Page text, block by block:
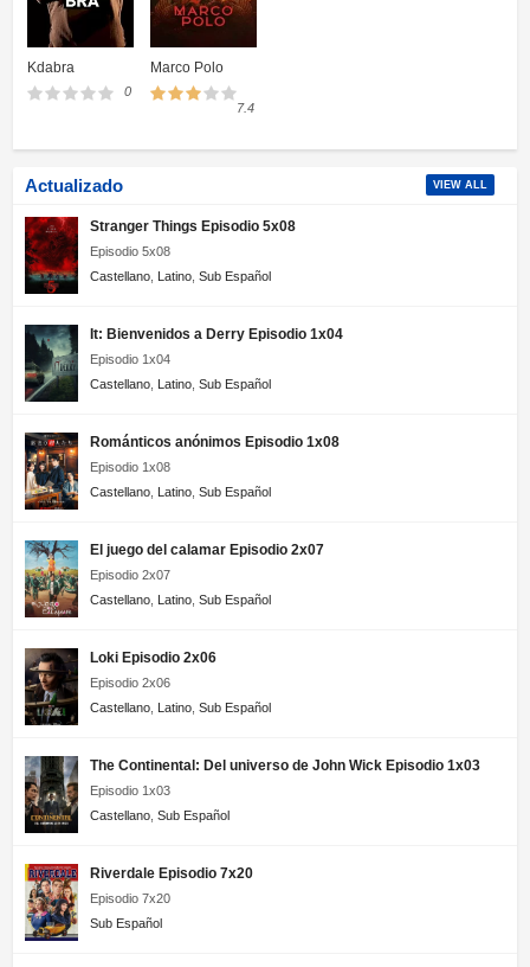
Kdabra
0
Marco Polo
7.4
Actualizado VIEW ALL
Stranger Things Episodio 5x08
Episodio 5x08
Castellano Latino Sub Español
It: Bienvenidos a Derry Episodio 1x04
Episodio 1x04
Castellano Latino Sub Español
Románticos anónimos Episodio 1x08
Episodio 1x08
Castellano Latino Sub Español
El juego del calamar Episodio 2x07
Episodio 2x07
Castellano Latino Sub Español
Loki Episodio 2x06
Episodio 2x06
Castellano Latino Sub Español
The Continental: Del universo de John Wick Episodio 1x03
Episodio 1x03
Castellano Sub Español
Riverdale Episodio 7x20
Episodio 7x20
Sub Español